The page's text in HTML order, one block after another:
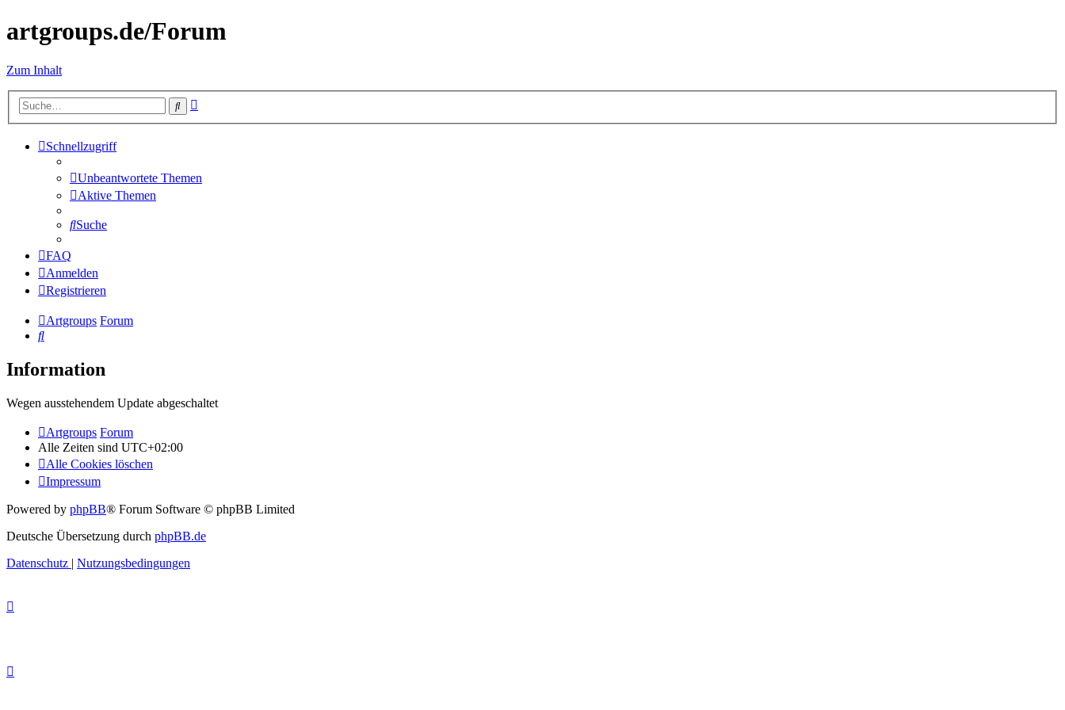
artgroups.de/Forum
Zum Inhalt
Suche
Schnellzugriff
Unbeantwortete Themen
Aktive Themen
Suche
FAQ
Anmelden
Registrieren
Artgroups Forum
Suche
Information
Wegen ausstehendem Update abgeschaltet
Artgroups Forum
Alle Zeiten sind UTC+02:00
Alle Cookies löschen
Impressum
Powered by phpBB® Forum Software © phpBB Limited
Deutsche Übersetzung durch phpBB.de
Datenschutz | Nutzungsbedingungen